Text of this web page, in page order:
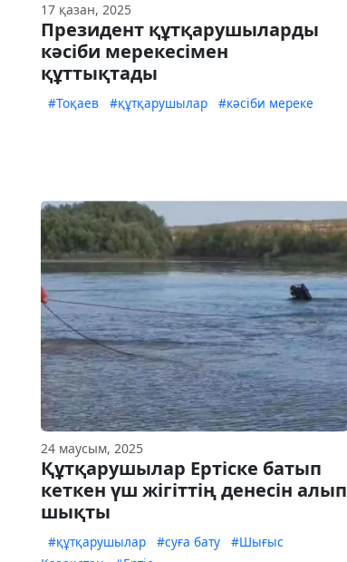
17 қазан, 2025
Президент құтқарушыларды
кәсіби мерекесімен
құттықтады
#Тоқаев #құтқарушылар #кәсіби мереке
24 маусым, 2025
Құтқарушылар Ертіске батып
кеткен үш жігіттің денесін алып
шықты
#құтқарушылар #суға бату
#Шығыс